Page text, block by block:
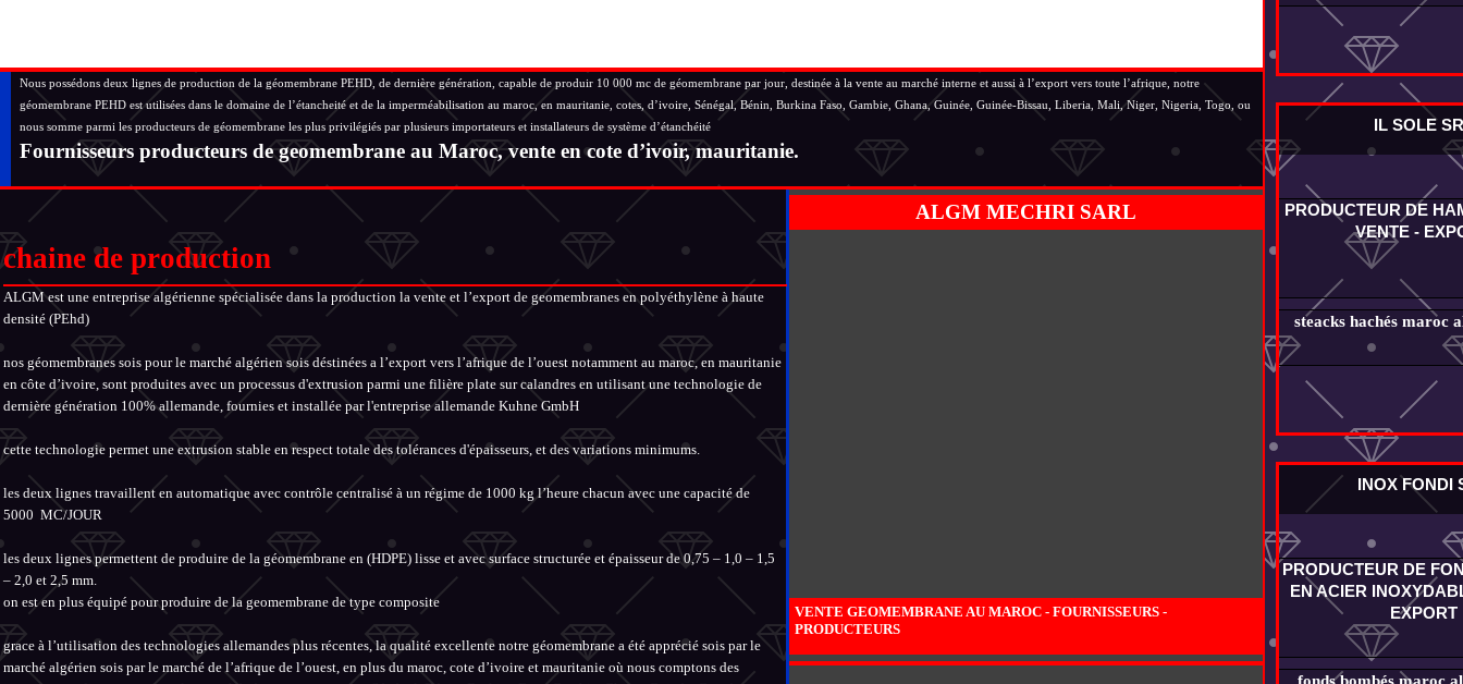
IL SOLE
PRODUCTEUR DE
VENTE -
steacks hachés maroc
INOX FONDI
PRODUCTEUR DE
EN ACIER
EXPORT
fonds bombés maroc
Nous possédons deux lignes de production de la géomembrane PEHD, de dernière génération, capable de produir 10 000 mc de géomembrane par jour, destinée à la vente au marché interne et aussi à l’export vers toute l’afrique, notre
géomembrane PEHD est utilisées dans le domaine de l’étancheité et de la imperméabilisation au maroc, en mauritanie, cotes, d’ivoire, Sénégal, Bénin, Burkina Faso, Gambie, Ghana, Guinée, Guinée-Bissau, Liberia, Mali, Niger, Nigeria, Togo, ou
nous somme parmi les producteurs de géomembrane les plus privilégiés par plusieurs importateurs et installateurs de système d’étanchéité
Fournisseurs producteurs de geomembrane au Maroc, vente en cote d’ivoir, mauritanie.
chaine de production
ALGM est une entreprise algérienne spécialisée dans la production la vente et l’export de geomembranes en polyéthylène à haute
densité (PEhd)
nos géomembranes sois pour le marché algérien sois déstinées a l’export vers l’afrique de l’ouest notamment au maroc, en mauritanie
en côte d’ivoire, sont produites avec un processus d'extrusion parmi une filière plate sur calandres en utilisant une technologie de
dernière génération 100% allemande, fournies et installée par l'entreprise allemande Kuhne GmbH
cette technologie permet une extrusion stable en respect totale des tolérances d'épaisseurs, et des variations minimums.
les deux lignes travaillent en automatique avec contrôle centralisé à un régime de 1000 kg l’heure chacun avec une capacité de
5000 MC/JOUR
les deux lignes permettent de produire de la géomembrane en (HDPE) lisse et avec surface structurée et épaisseur de 0,75 – 1,0 – 1,5
– 2,0 et 2,5 mm.
on est en plus équipé pour produire de la geomembrane de type composite
grace à l’utilisation des technologies allemandes plus récentes, la qualité excellente notre géomembrane a été apprécié sois par le
marché algérien sois par le marché de l’afrique de l’ouest, en plus du maroc, cote d’ivoire et mauritanie où nous comptons des
ALGM MECHRI SARL
VENTE GEOMEMBRANE AU MAROC - FOURNISSEURS -
PRODUCTEURS